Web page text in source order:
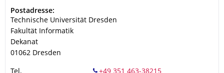
Adresse
Postadresse:
Technische Universität Dresden
Fakultät Informatik
Dekanat
01062 Dresden
Tel.